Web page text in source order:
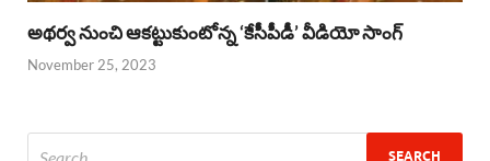
అథర్వ నుంచి ఆకట్టుకుంటోన్న ‘కేసీపీడీ’ వీడియో సాంగ్
November 25, 2023